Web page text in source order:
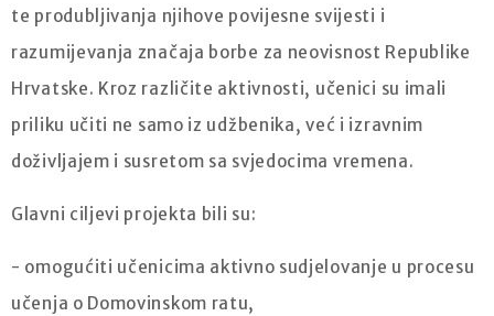
te produbljivanja njihove povijesne svijesti i
razumijevanja značaja borbe za neovisnost Republike
Hrvatske. Kroz različite aktivnosti, učenici su imali
priliku učiti ne samo iz udžbenika, već i izravnim
doživljajem i susretom sa svjedocima vremena.
Glavni ciljevi projekta bili su:
- omogućiti učenicima aktivno sudjelovanje u procesu
učenja o Domovinskom ratu,